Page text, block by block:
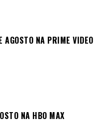
AGOSTO NA PRIME VIDEO
NA HBO MAX